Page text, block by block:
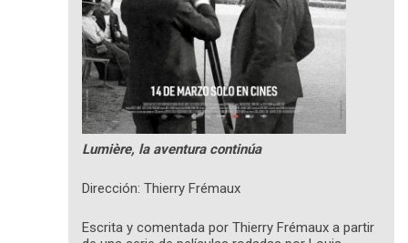
Lumière, la aventura continúa
Dirección: Thierry Frémaux
Escrita y comentada por Thierry Frémaux a partir